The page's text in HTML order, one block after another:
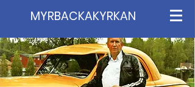
MYRBACKAKYRKAN